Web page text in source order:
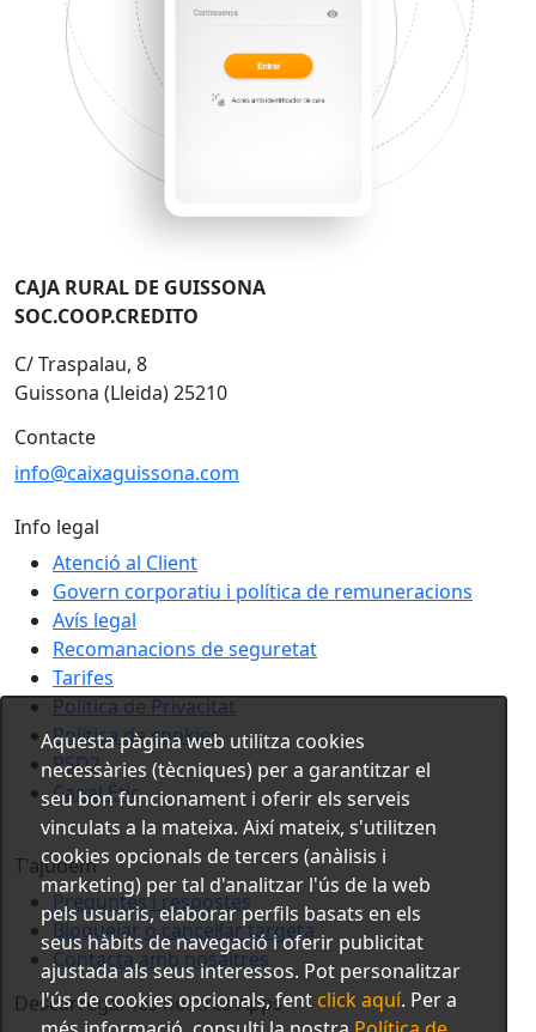
CAJA RURAL DE GUISSONA
SOC.COOP.CREDITO
C/ Traspalau, 8
Guissona (Lleida) 25210
Contacte
info@caixaguissona.com
Info legal
Atenció al Client
Govern corporatiu i política de remuneracions
Avís legal
Recomanacions de seguretat
Tarifes
Política de Privacitat
Política de cookies
PSD2
Canal Ètic
T'ajudem
Preguntes i respostes
Bloquejar o cancel·lar targeta
Contacta amb nosaltres
Descarregar les nostres Apps
Aquesta pàgina web utilitza cookies
necessàries (tècniques) per a garantitzar el
seu bon funcionament i oferir els serveis
vinculats a la mateixa. Així mateix, s'utilitzen
cookies opcionals de tercers (anàlisis i
marketing) per tal d'analitzar l'ús de la web
pels usuaris, elaborar perfils basats en els
seus hàbits de navegació i oferir publicitat
ajustada als seus interessos. Pot personalitzar
l'ús de cookies opcionals, fent click aquí. Per a